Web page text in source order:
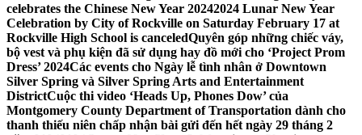
celebrates the Chinese New Year 20242024 Lunar New Year
Celebration by City of Rockville on Saturday February 17 at
Rockville High School is canceledQuyên góp những chiếc váy,
bộ vest và phụ kiện đã sử dụng hay đồ mới cho ‘Project Prom
Dress’ 2024Các events cho Ngày lễ tình nhân ở Downtown
Silver Spring và Silver Spring Arts and Entertainment
DistrictCuộc thi video ‘Heads Up, Phones Dow’ của
Montgomery County Department of Transportation dành cho
thanh thiếu niên chấp nhận bài gửi đến hết ngày 29 tháng 2